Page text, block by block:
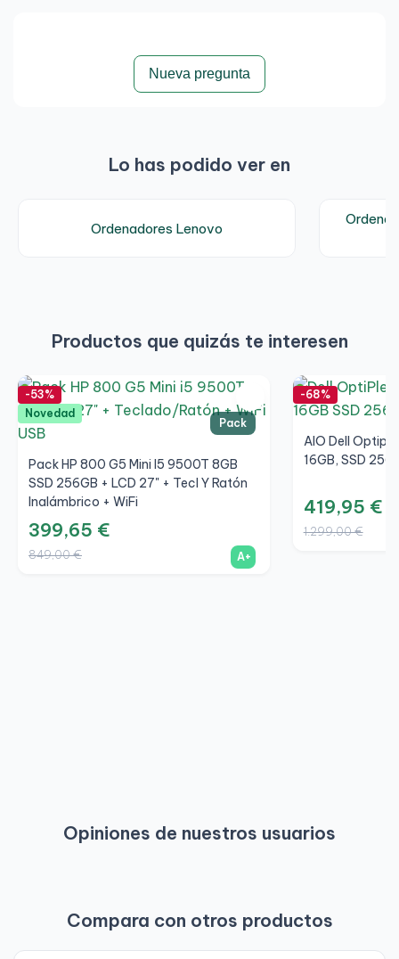
Peso: desde 1,25 kg aprox.
Nueva pregunta
Lo has podido ver en
Ordenadores Lenovo
Productos que quizás te interesen
Pack
-53%
Novedad
Pack HP 800 G5 Mini I5 9500T 8GB
SSD 256GB + LCD 27" + Tecl Y Ratón
Inalámbrico + WiFi
399,65 €
849,00 € A+
-68%
AIO Dell
16GB, SSD
419,95 €
1.299,00 €
Opiniones de nuestros usuarios
Compara con otros productos
-
-